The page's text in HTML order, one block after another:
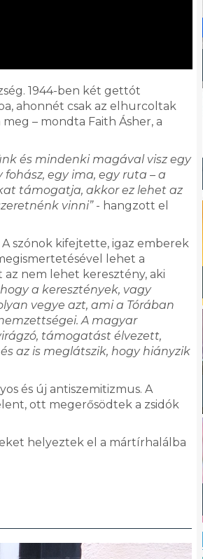
1944-ben két gettót
ahonnét csak az elhurcoltak
– mondta Faith Ásher, a
és mindenki magával visz egy
egy ima, egy ruta – a
támogatja, akkor ez lehet az
vinni”- hangzott el
szónok kifejtette, igaz emberek
lehet a
nem lehet keresztény, aki
a keresztények, vagy
vegye azt, ami a Tórában
A magyar
támogatást élvezett,
az is meglátszik, hogy hiányzik
és új antiszemitizmus. A
ott megerősödtek a zsidók
helyeztek el a mártírhalálba